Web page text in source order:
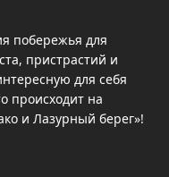
побережья для
пристрастий и
для себя
происходит на
и Лазурный берег»!